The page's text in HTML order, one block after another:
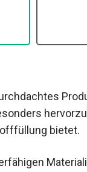
bietet.